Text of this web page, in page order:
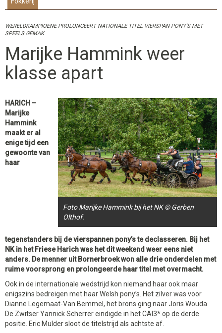
WERELDKAMPIOENE PROLONGEERT NATIONALE TITEL VIERSPAN PONY’S MET
SPEELS GEMAK
Marijke Hammink weer
klasse apart
Foto Marijke Hammink bij het NK © Gerben
Olthof.
HARICH –
Marijke
Hammink
maakt er al
enige tijd een
gewoonte van
haar
tegenstanders bij de vierspannen pony’s te declasseren. Bij het
NK in het Friese Harich was het dit weekend weer eens niet
anders. De menner uit Bornerbroek won alle drie onderdelen met
ruime voorsprong en prolongeerde haar titel met overmacht.
Ook in de internationale wedstrijd kon niemand haar ook maar
enigszins bedreigen met haar Welsh pony’s. Het zilver was voor
Dianne Legemaat-Van Bemmel, het brons ging naar Joris Wouda.
De Zwitser Yannick Scherrer eindigde in het CAI3* op de derde
positie. Eric Mulder sloot de titelstrijd als achtste af.